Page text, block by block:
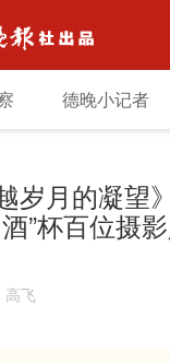
德晚小记者
岁月的凝望
”杯百位摄
高飞